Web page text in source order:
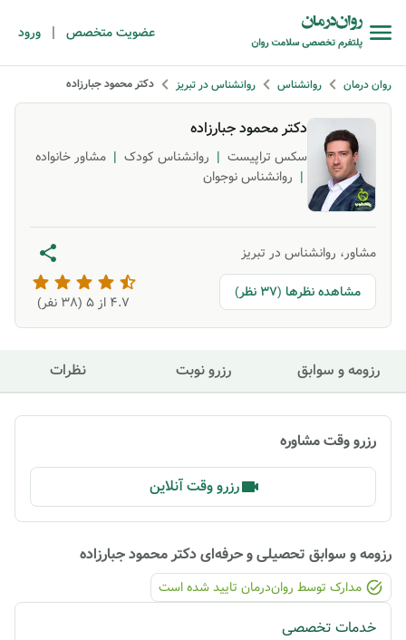
عضویت متخصص | ورود
روان درمان روانشناس روانشناس در تبریز دکتر محمود جبارزاده
دکتر محمود جبارزاده
سکس تراپیست | روانشناس کودک | مشاور خانواده
| روانشناس نوجوان
مشاور، روانشناس در تبریز
مشاهده نظرها (37 نظر)
4.7 از ۵ ( 38 نفر)
رزومه و سوابق رزرو نوبت نظرات
رزرو وقت مشاوره
رزرو وقت آنلاین
رزومه و سوابق تحصیلی و حرفه‌ایدکتر محمود جبارزاده
مدارک توسط روان‌درمان تایید شده ‌است
خدمات تخصصی